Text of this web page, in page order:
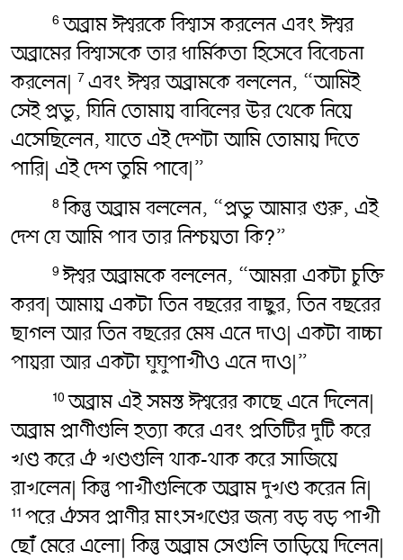
6অব্রাম ঈশ্বরকে বিশ্বাস করলেন এবং ঈশ্বর
অব্রামের বিশ্বাসকে তার ধার্মিকতা হিসেবে বিবেচনা
করলেন| 7 এবং ঈশ্বর অব্রামকে বললেন, “আমিই
সেই প্রভু, যিনি তোমায় বাবিলের উর থেকে নিয়ে
এসেছিলেন, যাতে এই দেশটা আমি তোমায় দিতে
পারি| এই দেশ তুমি পাবে|”
8কিন্তু অব্রাম বললেন, “প্রভু আমার গুরু, এই
দেশ যে আমি পাব তার নিশ্চয়তা কি?”
9ঈশ্বর অব্রামকে বললেন, “আমরা একটা চুক্তি
করব| আমায় একটা তিন বছরের বাছুর, তিন বছরের
ছাগল আর তিন বছরের মেষ এনে দাও| একটা বাচ্চা
পায়রা আর একটা ঘুঘুপাখীও এনে দাও|”
10অব্রাম এই সমস্ত ঈশ্বরের কাছে এনে দিলেন|
অব্রাম প্রাণীগুলি হত্যা করে এবং প্রতিটির দুটি করে
খণ্ড করে ঐ খণ্ডগুলি থাক-থাক করে সাজিয়ে
রাখলেন| কিন্তু পাখীগুলিকে অব্রাম দুখণ্ড করেন নি|
11 পরে ঐসব প্রাণীর মাংসখণ্ডের জন্য বড় বড় পাখী
ছোঁ মেরে এলো| কিন্তু অব্রাম সেগুলি তাড়িয়ে দিলেন|